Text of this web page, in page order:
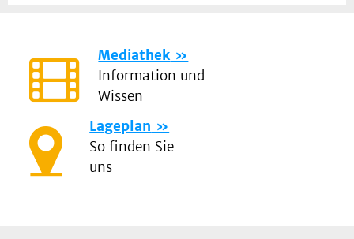
Mediathek
Information und
Wissen
Lageplan
So finden Sie
uns